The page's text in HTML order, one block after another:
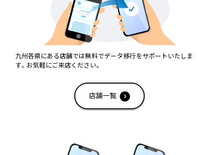
九州各県にある店舗では無料でデータ移行をサポートいたしま
す。お気軽にご来店ください。
店舗一覧